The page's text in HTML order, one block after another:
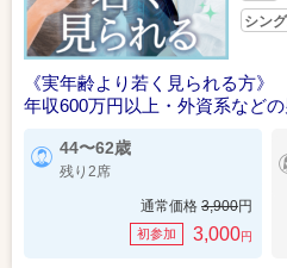
シン
《実年齢より若く見られる方》
年収600万円以上・外資系など
44〜62歳
残り2席
通常価格 3,900円
初参加 3,000円